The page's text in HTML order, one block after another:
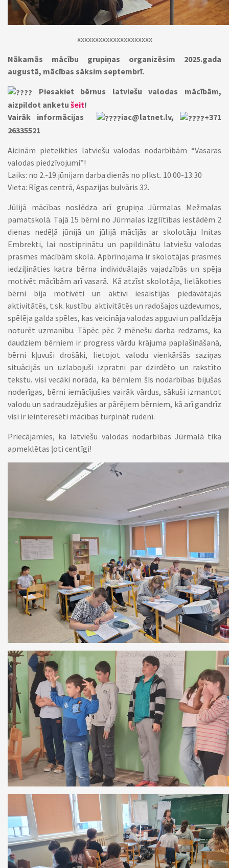
xxxxxxxxxxxxxxxxxxxxx
Nākamās mācību grupiņas organizēsim 2025.gada
augustā, mācības sāksim septembrī.
Piesakiet bērnus latviešu valodas mācībām,
aizpildot anketu šeit!
Vairāk informācijas
iac@latnet.lv,
+371
26335521
Aicinām pieteikties latviešu valodas nodarbībām “Vasaras
valodas piedzīvojumi”!
Laiks: no 2.-19.jūnijam darba dienās no plkst. 10.00-13:30
Vieta: Rīgas centrā, Aspazijas bulvāris 32.
Jūlijā mācības noslēdza arī grupiņa Jūrmalas Mežmalas
pamatskolā. Tajā 15 bērni no Jūrmalas izglītības iestādēm 2
dienas nedēļā jūnijā un jūlijā mācījās ar skolotāju Initas
Embrekti, lai nostiprinātu un papildinātu latviešu valodas
prasmes mācībām skolā. Apbrīnojama ir skolotājas prasmes
iedziļināties katra bērna individuālajās vajadzībās un spēja
motivēt mācībām arī vasarā. Kā atzīst skolotāja, lielākoties
bērni bija motivēti un aktīvi iesaistījās piedāvātajās
aktivitātēs, t.sk. kustību aktivitātēs un radošajos uzdevumos,
spēlēja galda spēles, kas veicināja valodas apguvi un palīdzēja
noturēt uzmanību. Tāpēc pēc 2 mēnešu darba redzams, ka
daudziem bērniem ir progress vārdu krājuma paplašināšanā,
bērni kļuvuši drošāki, lietojot valodu vienkāršās saziņas
situācijās un uzlabojuši izpratni par dzirdēto un rakstīto
tekstu. visi vecāki norāda, ka bērniem šīs nodarbības bijušas
noderīgas, bērni iemācījušies vairāk vārdus, sākuši izmantot
valodu un sadraudzējušies ar pārējiem bērniem, kā arī gandrīz
visi ir ieinteresēti mācības turpināt rudenī.
Priecājamies, ka latviešu valodas nodarbības Jūrmalā tika
apmeklētas ļoti centīgi!